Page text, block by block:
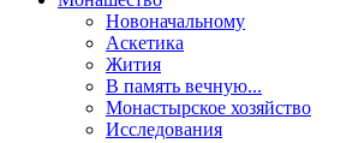
Новоначальному
Аскетика
Жития
В память вечную...
Монастырское хозяйство
Исследования